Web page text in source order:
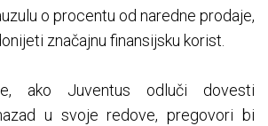
o procentu od naredne prodaje,
značajnu finansijsku korist.
ako Juventus odluči dovesti
u svoje redove, pregovori bi